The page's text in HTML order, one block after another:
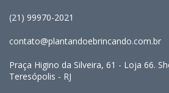
(21) 99970-2021
contato@plantandoebrincando.com.br
Praça Higino da Silveira, 61 - Loja 66.
Teresópolis - RJ